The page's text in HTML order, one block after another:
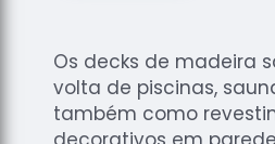
Raspagem
de Tacos
de
Madeiras
Os decks de madeira
volta de piscinas,
também como